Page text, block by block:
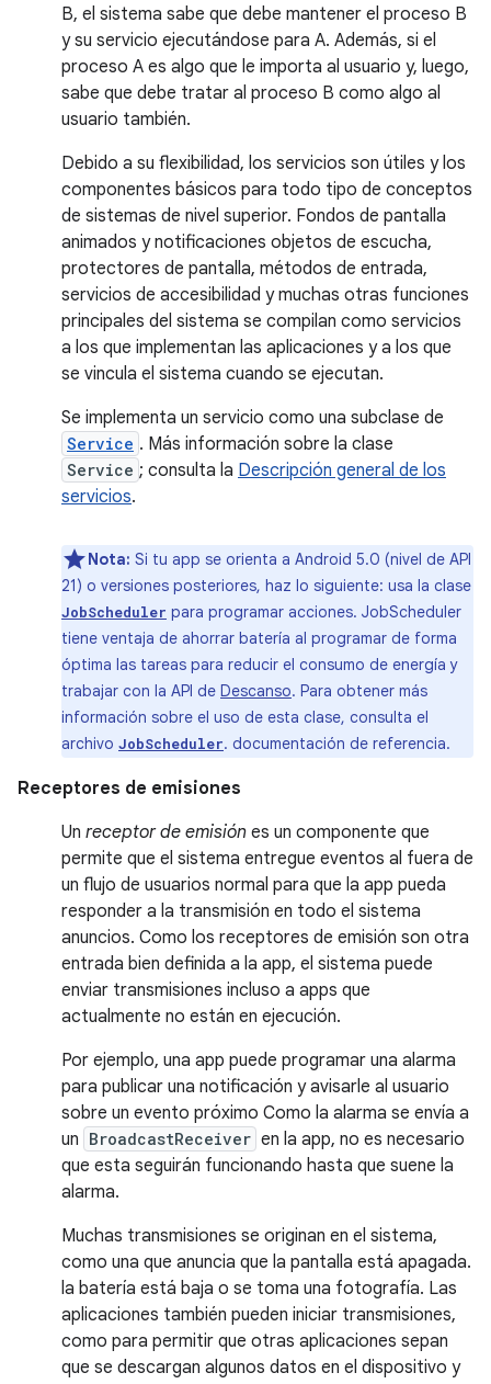
B, el sistema sabe que debe mantener el proceso B
y su servicio ejecutándose para A. Además, si el
proceso A es algo que le importa al usuario y, luego,
sabe que debe tratar al proceso B como algo al
usuario también.
Debido a su flexibilidad, los servicios son útiles y los
componentes básicos para todo tipo de conceptos
de sistemas de nivel superior. Fondos de pantalla
animados y notificaciones objetos de escucha,
protectores de pantalla, métodos de entrada,
servicios de accesibilidad y muchas otras funciones
principales del sistema se compilan como servicios
a los que implementan las aplicaciones y a los que
se vincula el sistema cuando se ejecutan.
Se implementa un servicio como una subclase de
Service . Más información sobre la clase
Service ; consulta la Descripción general de los
servicios.
Nota: Si tu app se orienta a Android 5.0 (nivel de API
21) o versiones posteriores, haz lo siguiente: usa la clase
JobScheduler para programar acciones. JobScheduler
tiene ventaja de ahorrar batería al programar de forma
óptima las tareas para reducir el consumo de energía y
trabajar con la API de Descanso. Para obtener más
información sobre el uso de esta clase, consulta el
archivo JobScheduler. documentación de referencia.
Receptores de emisiones
Un receptor de emisión es un componente que
permite que el sistema entregue eventos al fuera de
un flujo de usuarios normal para que la app pueda
responder a la transmisión en todo el sistema
anuncios. Como los receptores de emisión son otra
entrada bien definida a la app, el sistema puede
enviar transmisiones incluso a apps que
actualmente no están en ejecución.
Por ejemplo, una app puede programar una alarma
para publicar una notificación y avisarle al usuario
sobre un evento próximo Como la alarma se envía a
un BroadcastReceiver en la app, no es necesario
que esta seguirán funcionando hasta que suene la
alarma.
Muchas transmisiones se originan en el sistema,
como una que anuncia que la pantalla está apagada.
la batería está baja o se toma una fotografía. Las
aplicaciones también pueden iniciar transmisiones,
como para permitir que otras aplicaciones sepan
que se descargan algunos datos en el dispositivo y